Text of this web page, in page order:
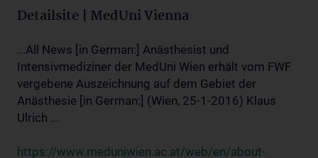
Detailsite | MedUni Vienna
...All News [in German:] Anästhesist und
Intensivmediziner der MedUni Wien erhält vom FWF
vergebene Auszeichnung auf dem Gebiet der
Anästhesie [in German:] (Wien, 25-1-2016) Klaus
Ulrich ...
https://www.meduniwien.ac.at/web/en/about-